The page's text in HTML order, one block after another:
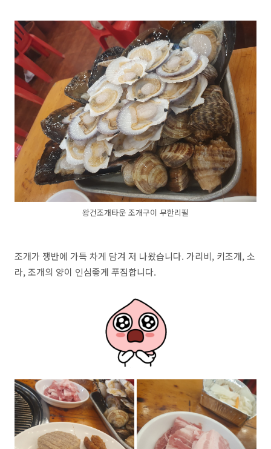
왕건조개타운 조개구이 무한리필
조개가 쟁반에 가득 차게 담겨 저 나왔습니다. 가리비, 키조개, 소
라, 조개의 양이 인심좋게 푸짐합니다.